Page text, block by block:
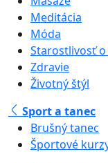
Meditácia
Móda
Starostlivosť
Zdravie
Životný štýl
Sport a tanec
Brušný tanec
Športové